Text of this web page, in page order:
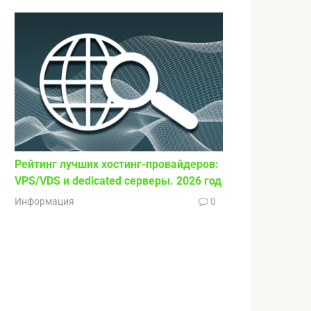
Рейтинг лучших хостинг-провайдеров:
VPS/VDS и dedicated серверы. 2026 год
Информация 0